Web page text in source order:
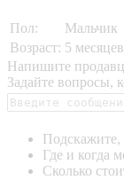
Пол:
Мальчик
Возраст: 5
Напишите
Задайте вопросы,
Подскажите,
Где и когда
Сколько